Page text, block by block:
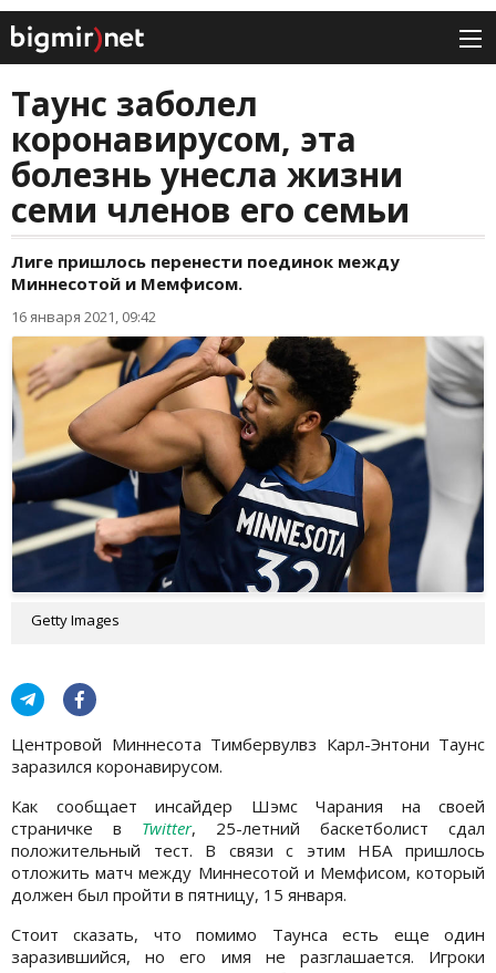
Таунс заболел
коронавирусом, эта
болезнь унесла жизни
семи членов его семьи
Лиге пришлось перенести поединок между
Миннесотой и Мемфисом.
16 января 2021, 09:42
Getty Images
Центровой Миннесота Тимбервулвз Карл-Энтони Таунс
заразился коронавирусом.
Как сообщает инсайдер Шэмс Чарания на своей
страничке в Twitter, 25-летний баскетболист сдал
положительный тест. В связи с этим НБА пришлось
отложить матч между Миннесотой и Мемфисом, который
должен был пройти в пятницу, 15 января.
Стоит сказать, что помимо Таунса есть еще один
заразившийся, но его имя не разглашается. Игроки